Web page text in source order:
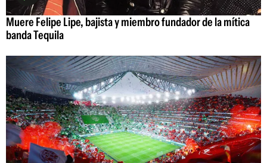
Muere Felipe Lipe, bajista y miembro fundador de la mítica
banda Tequila